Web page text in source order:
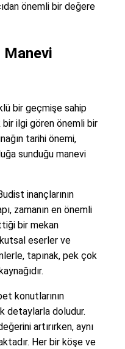
önemli bir değere
Manevi
bir geçmişe sahip
bir ilgi gören önemli bir
tarihi önemi,
sunduğu manevi
inançlarının
zamanın en önemli
bir mekan
kutsal eserler ve
tapınak, pek çok
konutlarının
detaylarla doludur.
artırırken, aynı
Her bir köşe ve